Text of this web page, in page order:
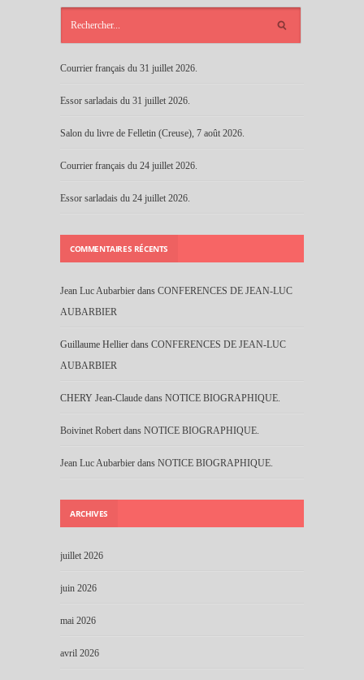
Courrier français du 31 juillet 2026.
Essor sarladais du 31 juillet 2026.
Salon du livre de Felletin (Creuse), 7 août 2026.
Courrier français du 24 juillet 2026.
Essor sarladais du 24 juillet 2026.
COMMENTAIRES RÉCENTS
Jean Luc Aubarbier dans CONFERENCES DE JEAN-LUC
AUBARBIER
Guillaume Hellier dans CONFERENCES DE JEAN-LUC
AUBARBIER
CHERY Jean-Claude dans NOTICE BIOGRAPHIQUE.
Boivinet Robert dans NOTICE BIOGRAPHIQUE.
Jean Luc Aubarbier dans NOTICE BIOGRAPHIQUE.
ARCHIVES
juillet 2026
juin 2026
mai 2026
avril 2026